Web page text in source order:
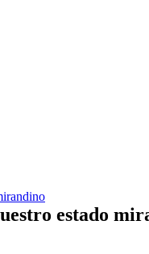
estado